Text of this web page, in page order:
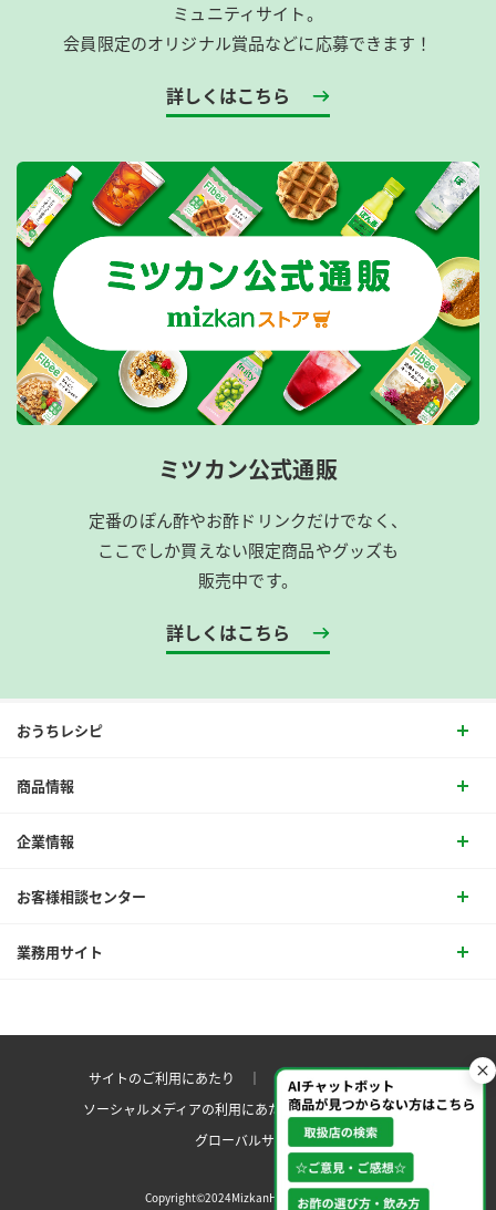
ミュニティサイト。
会員限定のオリジナル賞品などに応募できます！
詳しくはこちら
ミツカン公式通販
定番のぽん酢やお酢ドリンクだけでなく、
ここでしか買えない限定商品やグッズも
販売中です。
詳しくはこちら
おうちレシピ
商品情報
企業情報
お客様相談センター
業務用サイト
サイトのご利用にあたり ｜プライバシーポリシー
ソーシャルメディアの利用にあたりサイトマップ ｜
グローバルサイト
Copyright©2024MizkanHoldingsCo.Ltd.